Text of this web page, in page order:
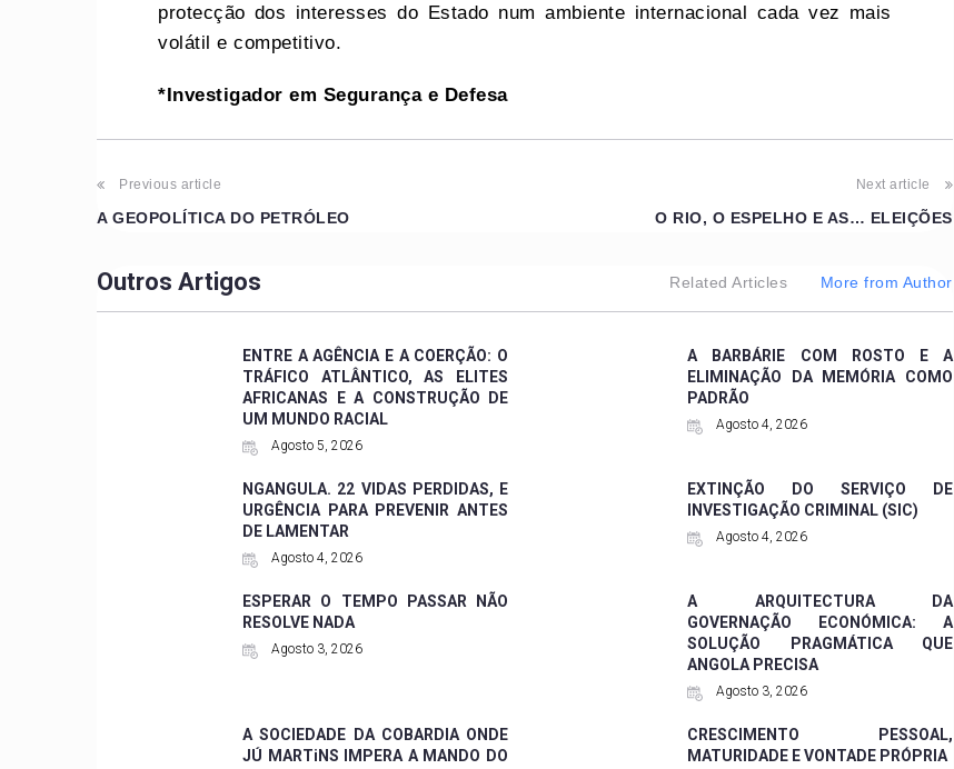
protecção dos interesses do Estado num ambiente internacional cada vez mais
volátil e competitivo.
*Investigador em Segurança e Defesa
Post
Previous article
A GEOPOLÍTICA DO PETRÓLEO
Next article
O RIO, O ESPELHO E AS… ELEIÇÕES
Outros Artigos Related Articles More from Author
ENTRE A AGÊNCIA E A COERÇÃO: O
TRÁFICO ATLÂNTICO, AS ELITES
AFRICANAS E A CONSTRUÇÃO DE
UM MUNDO RACIAL
Agosto 5, 2026
A BARBÁRIE COM ROSTO E A
ELIMINAÇÃO DA MEMÓRIA COMO
PADRÃO
Agosto 4, 2026
NGANGULA. 22 VIDAS PERDIDAS, E
URGÊNCIA PARA PREVENIR ANTES
DE LAMENTAR
Agosto 4, 2026
EXTINÇÃO DO SERVIÇO DE
INVESTIGAÇÃO CRIMINAL (SIC)
Agosto 4, 2026
ESPERAR O TEMPO PASSAR NÃO
RESOLVE NADA
Agosto 3, 2026
A ARQUITECTURA DA
GOVERNAÇÃO ECONÓMICA: A
SOLUÇÃO PRAGMÁTICA QUE
ANGOLA PRECISA
Agosto 3, 2026
A SOCIEDADE DA COBARDIA ONDE
JÚ MARTiNS IMPERA A MANDO DO
CRESCIMENTO PESSOAL,
MATURIDADE E VONTADE PRÓPRIA